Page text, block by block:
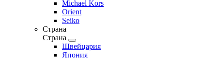
Michael Kors
Orient
Seiko
Страна
Страна
Швейцария
Япония